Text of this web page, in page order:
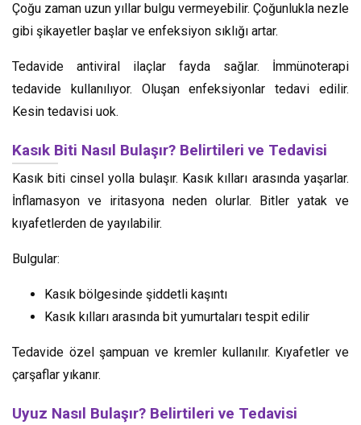
Çoğu zaman uzun yıllar bulgu vermeyebilir. Çoğunlukla nezle
gibi şikayetler başlar ve enfeksiyon sıklığı artar.
Tedavide antiviral ilaçlar fayda sağlar. İmmünoterapi
tedavide kullanılıyor. Oluşan enfeksiyonlar tedavi edilir.
Kesin tedavisi uok.
Kasık Biti Nasıl Bulaşır? Belirtileri ve Tedavisi
Kasık biti cinsel yolla bulaşır. Kasık kılları arasında yaşarlar.
İnflamasyon ve iritasyona neden olurlar. Bitler yatak ve
kıyafetlerden de yayılabilir.
Bulgular:
Kasık bölgesinde şiddetli kaşıntı
Kasık kılları arasında bit yumurtaları tespit edilir
Tedavide özel şampuan ve kremler kullanılır. Kıyafetler ve
çarşaflar yıkanır.
Uyuz Nasıl Bulaşır? Belirtileri ve Tedavisi